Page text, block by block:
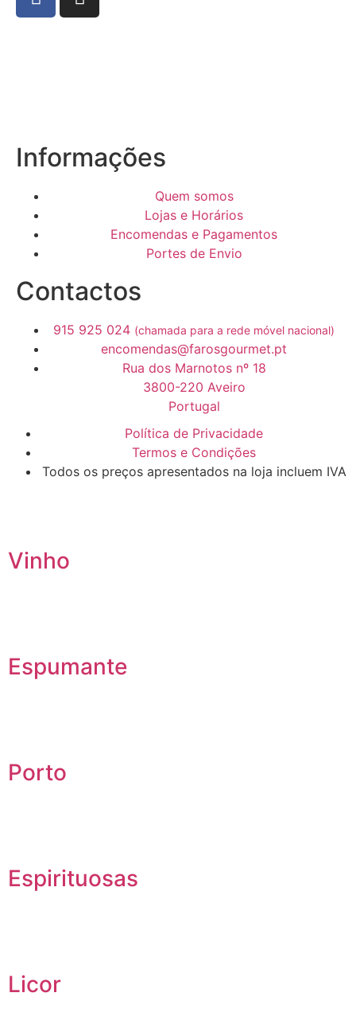
Informações
Quem somos
Lojas e Horários
Encomendas e Pagamentos
Portes de Envio
Contactos
915 925 024 (chamada para a rede móvel nacional)
encomendas@farosgourmet.pt
Rua dos Marnotos nº 18
3800-220 Aveiro
Portugal
Política de Privacidade
Termos e Condições
Todos os preços apresentados na loja incluem IVA
Vinho
Espumante
Porto
Espirituosas
Licor